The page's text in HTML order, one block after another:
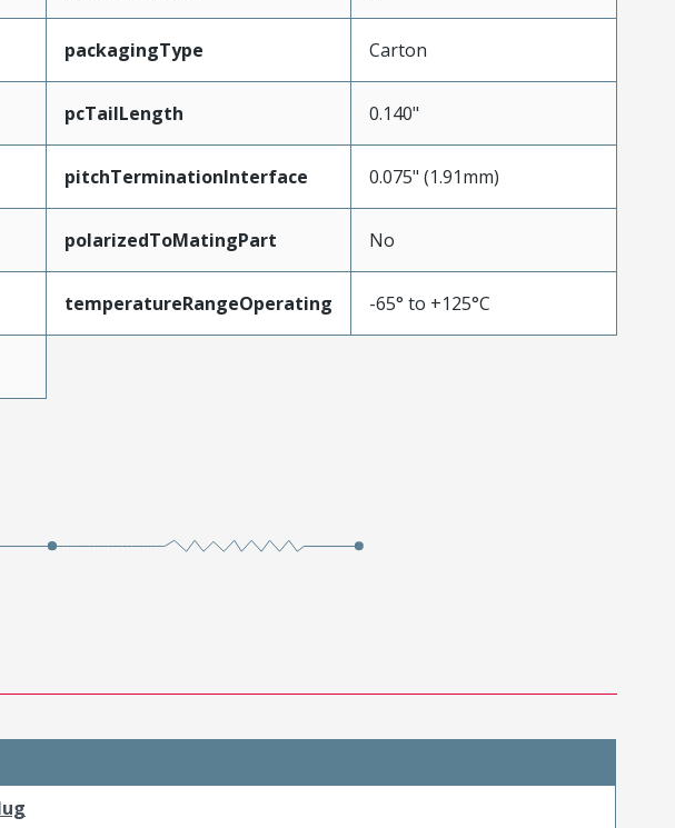
packagingType Carton
pcTailLength 0.140"
pitchTerminationInterface 0.075" (1.91mm)
polarizedToMatingPart No
temperatureRangeOperating -65° to +125°C